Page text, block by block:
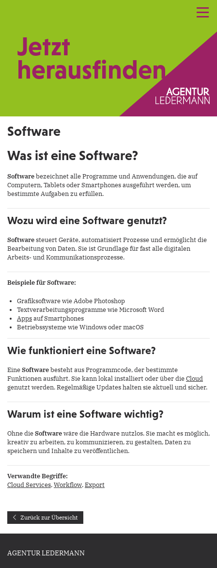
Praxismarketing
Kontakt
Jetzt
herausfinden.
Software
Was ist eine Software?
Softwarebezeichnet alle Programme und Anwendungen, die auf
Computern, Tablets oder Smartphones ausgeführt werden, um
bestimmte Aufgaben zu erfüllen.
Wozu wird eine Software genutzt?
Softwaresteuert Geräte, automatisiert Prozesse und ermöglicht die
Bearbeitung von Daten. Sie ist Grundlage für fast alle digitalen
Arbeits- und Kommunikationsprozesse.
Beispiele für Software:
Grafiksoftware wie Adobe Photoshop
Textverarbeitungsprogramme wie Microsoft Word
Appsauf Smartphones
Betriebssysteme wie Windows oder macOS
Wie funktioniert eine Software?
EineSoftwarebesteht aus Programmcode, der bestimmte
Funktionen ausführt. Sie kann lokal installiert oder über dieCloud
genutzt werden. Regelmäßige Updates halten sie aktuell und sicher.
Warum ist eine Software wichtig?
Ohne dieSoftwarewäre die Hardware nutzlos. Sie macht es möglich,
kreativ zu arbeiten, zu kommunizieren, zu gestalten, Daten zu
speichern und Inhalte zu veröffentlichen.
Verwandte Begriffe:
Cloud Services,Workflow,Export
Zurück zur Übersicht
AGENTUR LEDERMANN